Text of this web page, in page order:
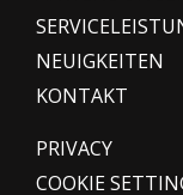
NEUIGKEITEN
KONTAKT
PRIVACY
COOKIE